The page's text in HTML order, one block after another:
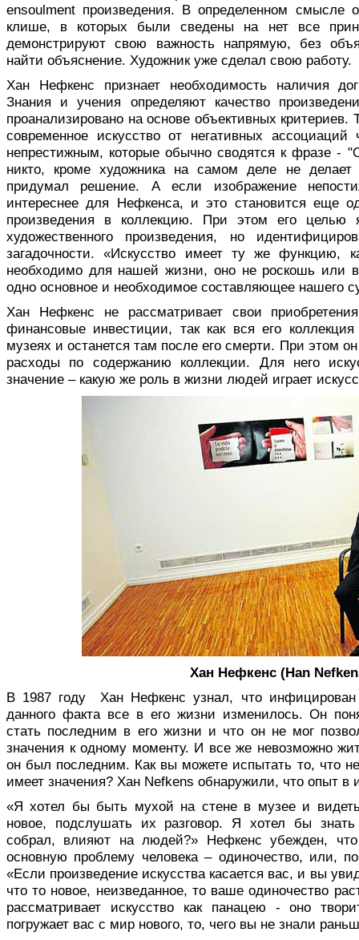
ensoulment произведения. В определенном смысле
клише, в которых были сведены на нет все
демонстрируют свою важность напрямую, без
найти объяснение. Художник уже сделал свою работу.
Хан Нефкенс признает необходимость наличия
Знания и учения определяют качество
проанализировано на основе объективных критериев.
современное искусство от негативных
непрестижным, которые обычно сводятся к фразе -
никто, кроме художника на самом деле не
придумал решение. А если изображение
интереснее для Нефкенса, и это становится еще
произведения в коллекцию. При этом его целью
художественного произведения, но
загадочности. «Искусство имеет ту же функцию,
необходимо для нашей жизни, оно не роскошь или
одно основное и необходимое составляющее нашего
Хан Нефкенс не рассматривает свои
финансовые инвестиции, так как вся его
музеях и останется там после его смерти. При этом
расходы по содержанию коллекции. Для него
значение – какую же роль в жизни людей играет
Хан Нефкенс (Han
В 1987 году Хан Нефкенс узнал, что
данного факта все в его жизни изменилось. Он
стать последним в его жизни и что он не мог
значения к одному моменту. И все же невозможно
он был последним. Как вы можете испытать то, что
имеет значения? Хан Nefkens обнаружили, что опыт в
«Я хотел бы быть мухой на стене в музее и
новое, подслушать их разговор. Я хотел бы знать
собрал, влияют на людей?» Нефкенс убежден, что
основную проблему человека – одиночество, или,
«Если произведение искусства касается вас, и вы
что то новое, неизведанное, то ваше одиночество
рассматривает искусство как панацею - оно
погружает вас с мир нового, то, чего вы не знали